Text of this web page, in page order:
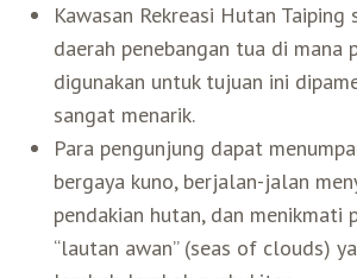
Wisata Yang Dapat Diakses
Belanja
Pasar Malam
Kawasan Rekreasi Hutan Taiping
daerah penebangan tua di mana
digunakan untuk tujuan ini
sangat menarik.
Para pengunjung dapat
bergaya kuno, berjalan-jalan
pendakian hutan, dan menikmati
“lautan awan” (seas of clouds)